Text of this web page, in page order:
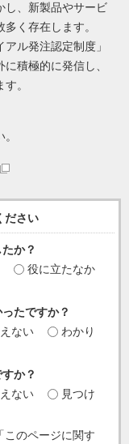
し、新製品やサービ
く存在します。
ル発注認定制度」
積極的に発信し、
。
ださい
か？
役に立たなか
たですか？
ない
わかり
か？
ない
見つけ
このページに関す